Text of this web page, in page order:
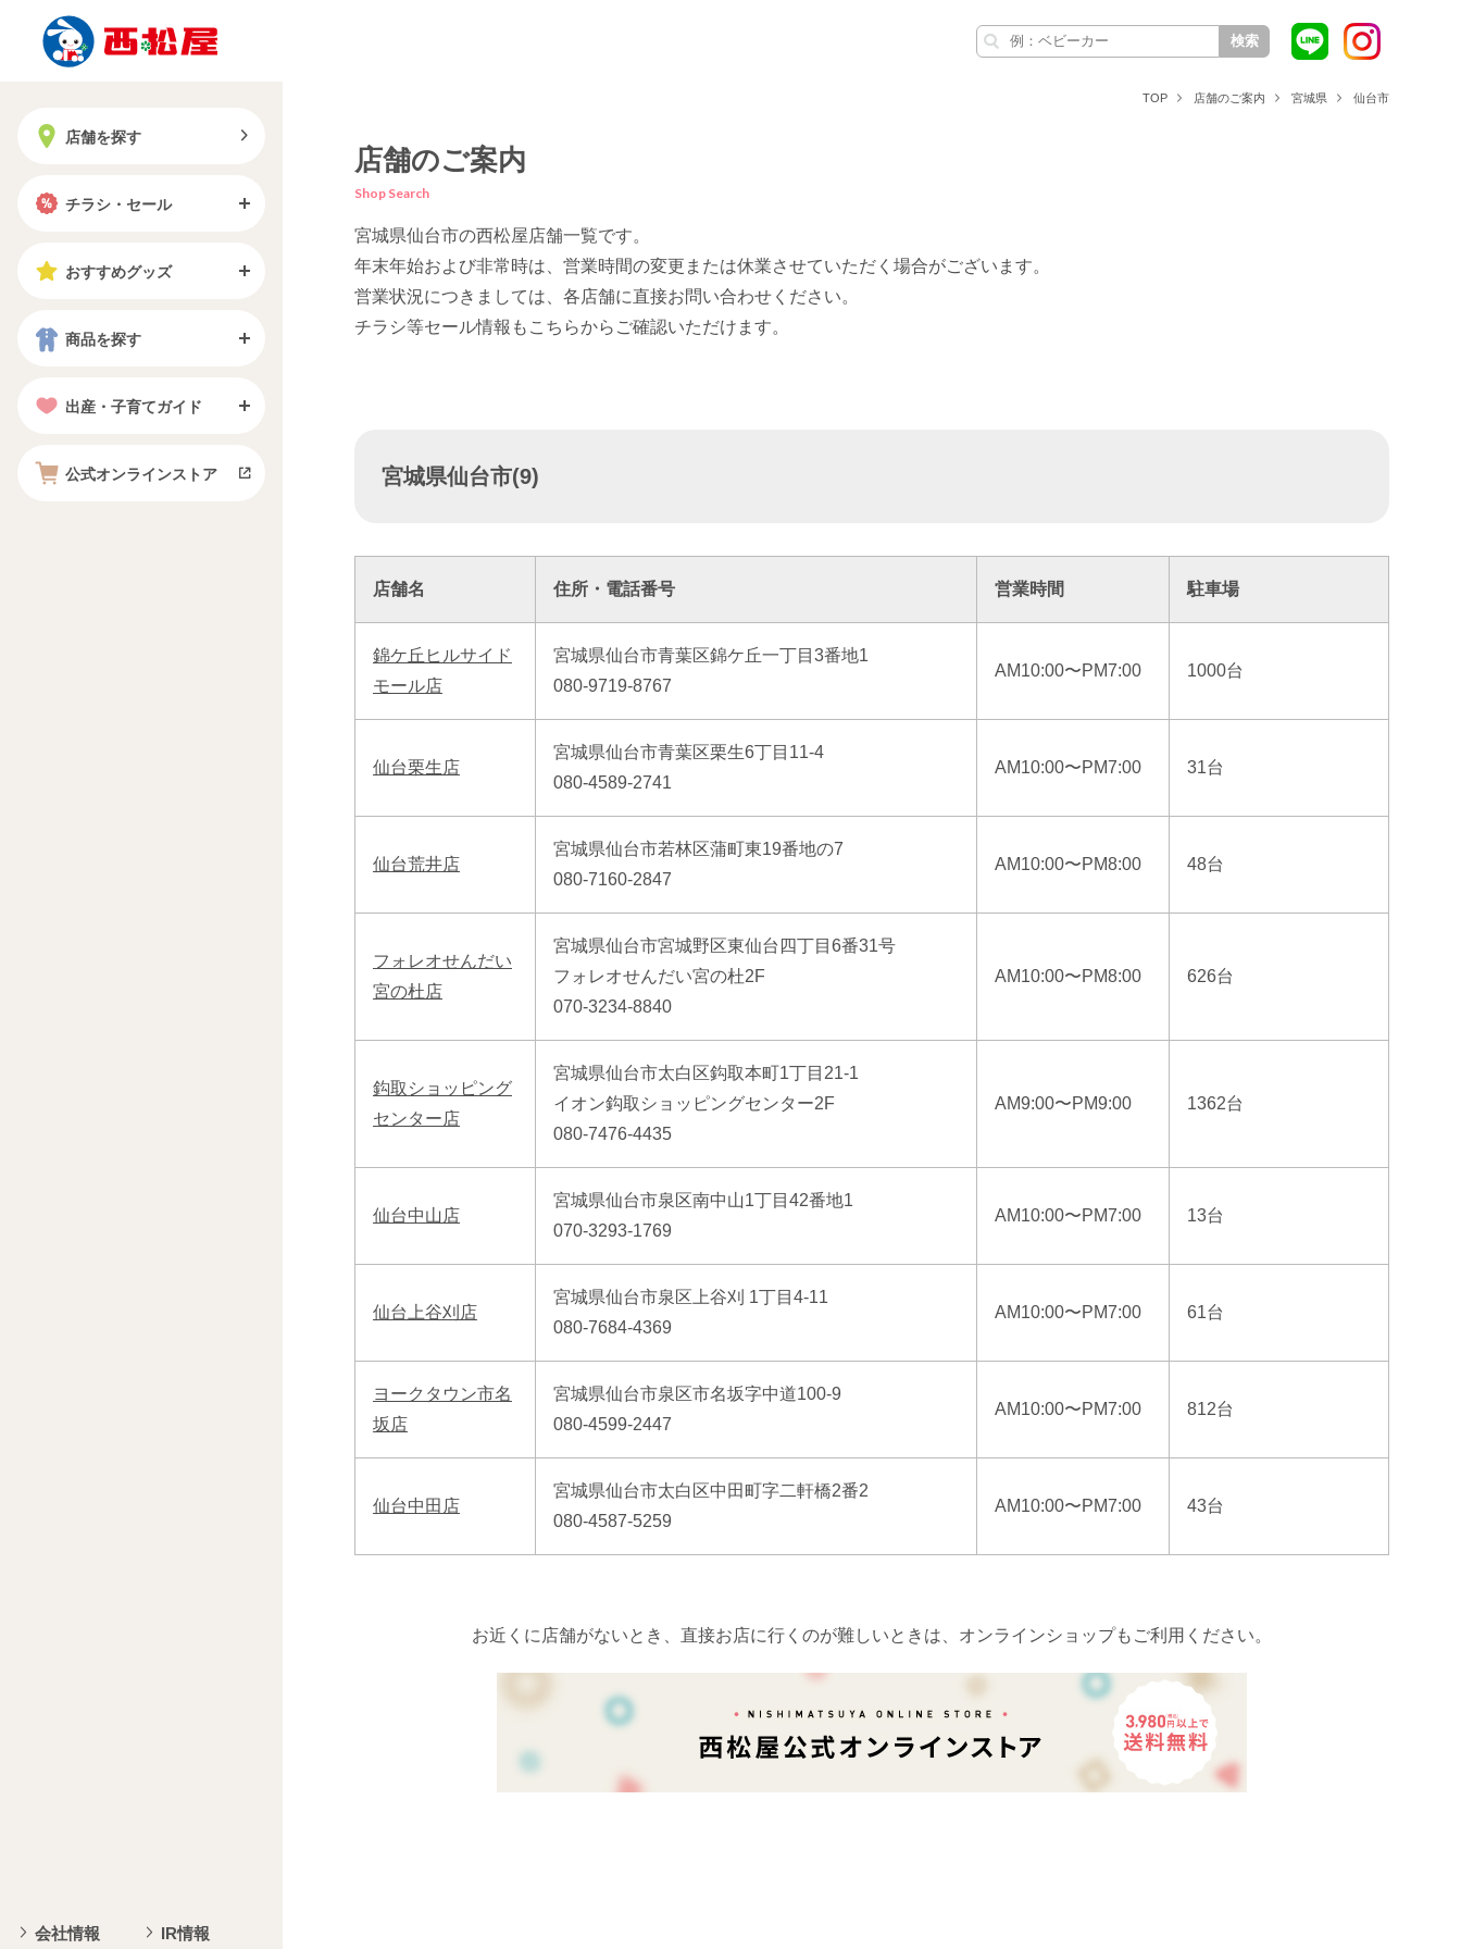
検索
店舗を探す
チラシ・セール
おすすめグッズ
商品を探す
出産・子育てガイド
公式オンラインストア
会社情報 IR情報
TOP 店舗のご案内 宮城県 仙台市
店舗のご案内
Shop Search
宮城県仙台市の西松屋店舗一覧です。
年末年始および非常時は、営業時間の変更または休業させていただく場合がございます。
営業状況につきましては、各店舗に直接お問い合わせください。
チラシ等セール情報もこちらからご確認いただけます。
宮城県仙台市(9)
店舗名 住所・電話番号 営業時間 駐車場
錦ケ丘ヒルサイド
モール店
宮城県仙台市青葉区錦ケ丘一丁目3番地1
080-9719-8767
AM10:00〜PM7:00 1000台
仙台栗生店
宮城県仙台市青葉区栗生6丁目11-4
080-4589-2741
AM10:00〜PM7:00 31台
仙台荒井店
宮城県仙台市若林区蒲町東19番地の7
080-7160-2847
AM10:00〜PM8:00 48台
フォレオせんだい
宮の杜店
宮城県仙台市宮城野区東仙台四丁目6番31号
フォレオせんだい宮の杜2F
070-3234-8840
AM10:00〜PM8:00 626台
鈎取ショッピング
センター店
宮城県仙台市太白区鈎取本町1丁目21-1
イオン鈎取ショッピングセンター2F
080-7476-4435
AM9:00〜PM9:00 1362台
仙台中山店
宮城県仙台市泉区南中山1丁目42番地1
070-3293-1769
AM10:00〜PM7:00 13台
仙台上谷刈店
宮城県仙台市泉区上谷刈 1丁目4-11
080-7684-4369
AM10:00〜PM7:00 61台
ヨークタウン市名
坂店
宮城県仙台市泉区市名坂字中道100-9
080-4599-2447
AM10:00〜PM7:00 812台
仙台中田店
宮城県仙台市太白区中田町字二軒橋2番2
080-4587-5259
AM10:00〜PM7:00 43台
お近くに店舗がないとき、直接お店に行くのが難しいときは、オンラインショップもご利用ください。